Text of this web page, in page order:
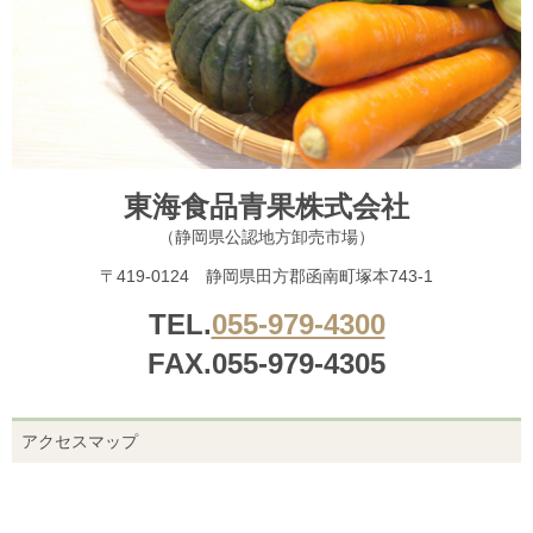
東海食品青果株式会社
（静岡県公認地方卸売市場）
〒419-0124 静岡県田方郡函南町塚本743-1
TEL.055-979-4300
FAX.055-979-4305
アクセスマップ